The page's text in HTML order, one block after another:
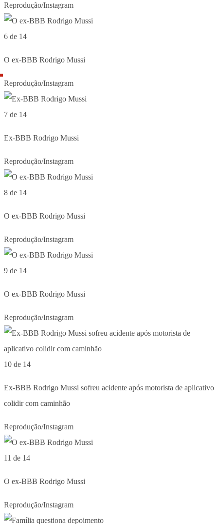
Reprodução/Instagram
6 de 14
O ex-BBB Rodrigo Mussi
Reprodução/Instagram
7 de 14
Ex-BBB Rodrigo Mussi
Reprodução/Instagram
8 de 14
O ex-BBB Rodrigo Mussi
Reprodução/Instagram
9 de 14
O ex-BBB Rodrigo Mussi
Reprodução/Instagram
10 de 14
Ex-BBB Rodrigo Mussi sofreu acidente após motorista de aplicativo
colidir com caminhão
Reprodução/Instagram
11 de 14
O ex-BBB Rodrigo Mussi
Reprodução/Instagram